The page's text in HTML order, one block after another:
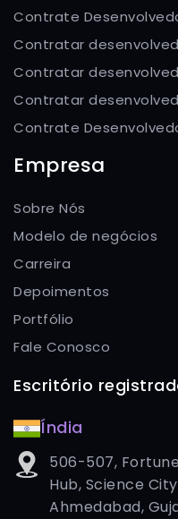
Contrate
Contratar
Contratar
Contratar
Contrate
Empresa
Sobre Nós
Modelo de negócios
Carreira
Depoimentos
Portfólio
Fale Conosco
Escritório
Índia
506-507,
Hub, Science
Ahmedabad,